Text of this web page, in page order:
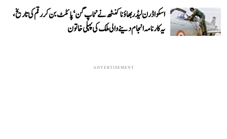
اسکواڈرن لیڈر بھاؤنا کنٹھ نے ’ٹاپ گن‘ پائلٹ بن کر رقم کی تاریخ،
یہ کارنامہ انجام دینے والی ملک کی پہلی خاتون
ADVERTISEMENT